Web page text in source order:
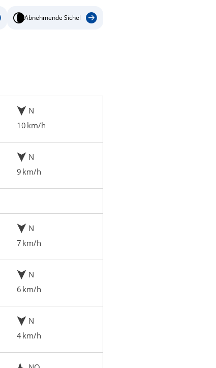
Abnehmende Sichel
N
10 km/h
N
9 km/h
N
7 km/h
N
6 km/h
N
4 km/h